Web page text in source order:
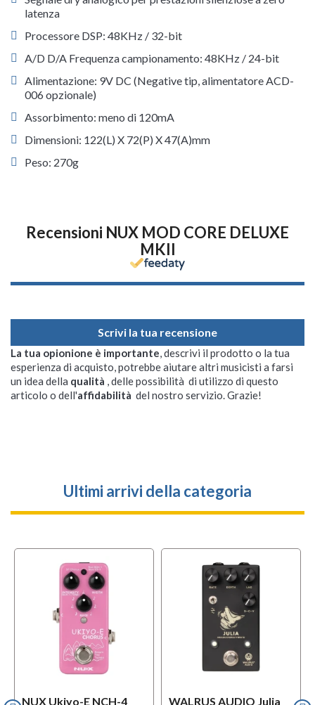
latenza
Processore DSP: 48KHz / 32-bit
A/D D/A Frequenza campionamento: 48KHz / 24-bit
Alimentazione: 9V DC (Negative tip, alimentatore ACD-
006 opzionale)
Assorbimento: meno di 120mA
Dimensioni: 122(L) X 72(P) X 47(A)mm
Peso: 270g
Recensioni NUX MOD CORE DELUXE
MKII
Scrivi la tua recensione
La tua opionione è importante, descrivi il prodotto o la tua
esperienza di acquisto, potrebbe aiutare altri musicisti a farsi
un idea della qualità , delle possibilità di utilizzo di questo
articolo o dell'affidabilità del nostro servizio. Grazie!
Ultimi arrivi della categoria
NUX Ukiyo-E NCH-4 WALRUS AUDIO Julia